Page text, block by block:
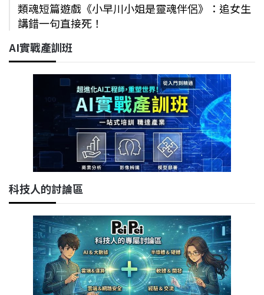
類魂短篇遊戲《小早川小姐是靈魂伴侶》：追女生
講錯一句直接死！
AI實戰產訓班
科技人的討論區